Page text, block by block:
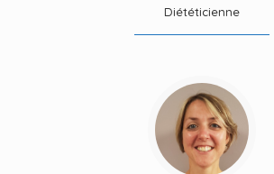
Diététicienne